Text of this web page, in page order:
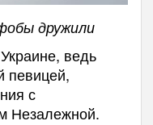
дружили
ведь
певицей,
с
Незалежной.